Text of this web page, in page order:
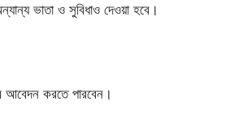
ভাতা ও সুবিধাও দেওয়া হবে।
আবেদন করতে পারবেন।